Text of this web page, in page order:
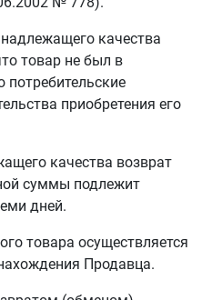
качества
товар не был в
потребительские
приобретения его
качества возврат
суммы подлежит
дней.
товара осуществляется
Продавца.